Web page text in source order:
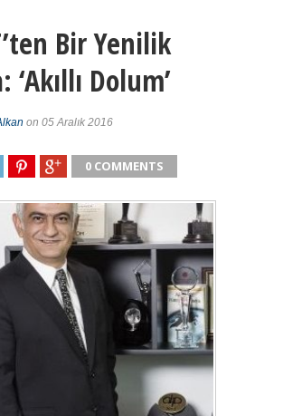
Bir Yenilik
‘Akıllı Dolum’
on 05 Aralık 2016
0 COMMENTS